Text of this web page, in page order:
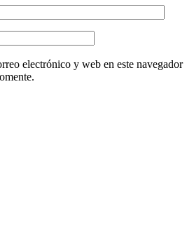
electrónico y web en este navegador